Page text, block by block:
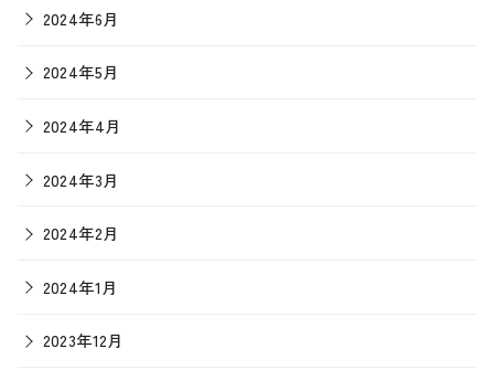
2024年6月
2024年5月
2024年4月
2024年3月
2024年2月
2024年1月
2023年12月